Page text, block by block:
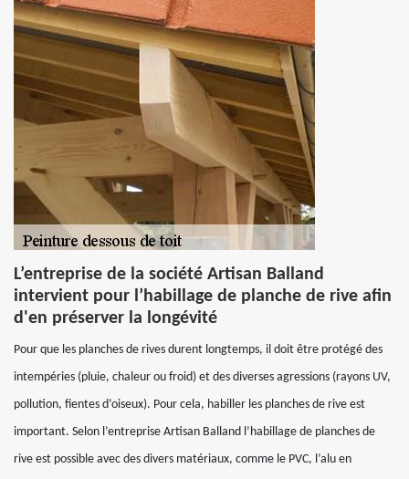
L’entreprise de la société Artisan Balland
intervient pour l’habillage de planche de rive afin
d'en préserver la longévité
Pour que les planches de rives durent longtemps, il doit être protégé des
intempéries (pluie, chaleur ou froid) et des diverses agressions (rayons UV,
pollution, fientes d’oiseux). Pour cela, habiller les planches de rive est
important. Selon l’entreprise Artisan Balland l’habillage de planches de
rive est possible avec des divers matériaux, comme le PVC, l’alu en